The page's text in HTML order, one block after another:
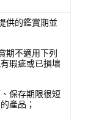
供的鑑賞期並
期不適用下列
瑕疵或已損壞
保存期限很短
產品；